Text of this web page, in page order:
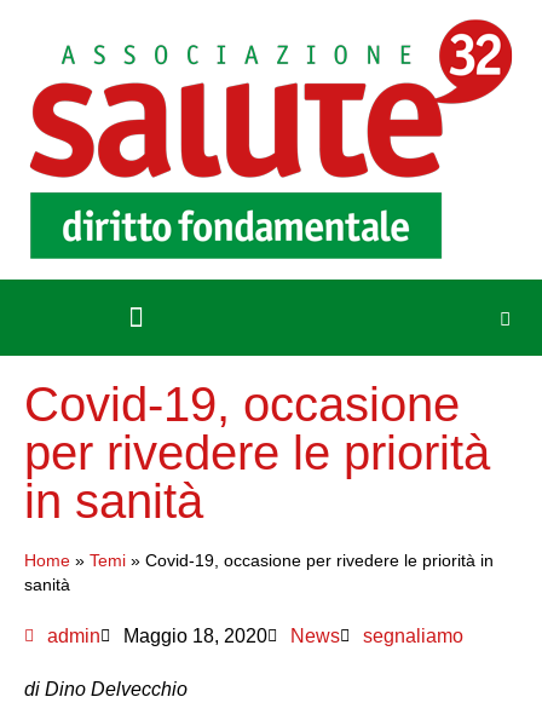
Covid-19, occasione
per rivedere le priorità
in sanità
Home » Temi » Covid-19, occasione per rivedere le priorità in
sanità
admin Maggio 18, 2020 News segnaliamo
di Dino Delvecchio